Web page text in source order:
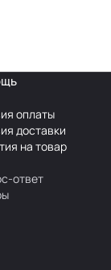
оплаты
доставки
на товар
ответ